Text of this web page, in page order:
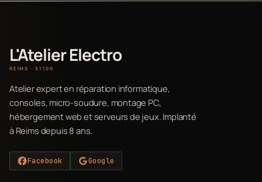
L'Atelier Electro
REIMS · 51100
Atelier expert en réparation informatique,
consoles, micro-soudure, montage PC,
hébergement web et serveurs de jeux. Implanté
à Reims depuis 8 ans.
Facebook Google